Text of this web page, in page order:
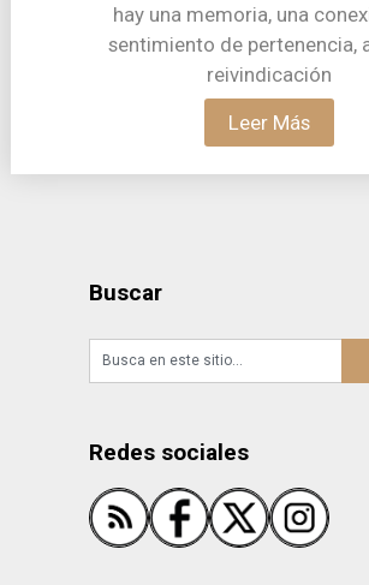
hay una memoria, una
sentimiento de pertenencia,
reivindicación
Leer Más
Buscar
Redes sociales